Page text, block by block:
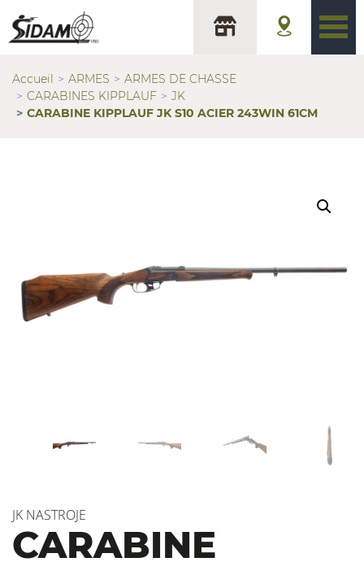
Accueil ARMES
ARMES DE CHASSE
CARABINES KIPPLAUF
JK
CARABINE KIPPLAUF JK S10 ACIER 243WIN 61CM
JK NASTROJE
CARABINE